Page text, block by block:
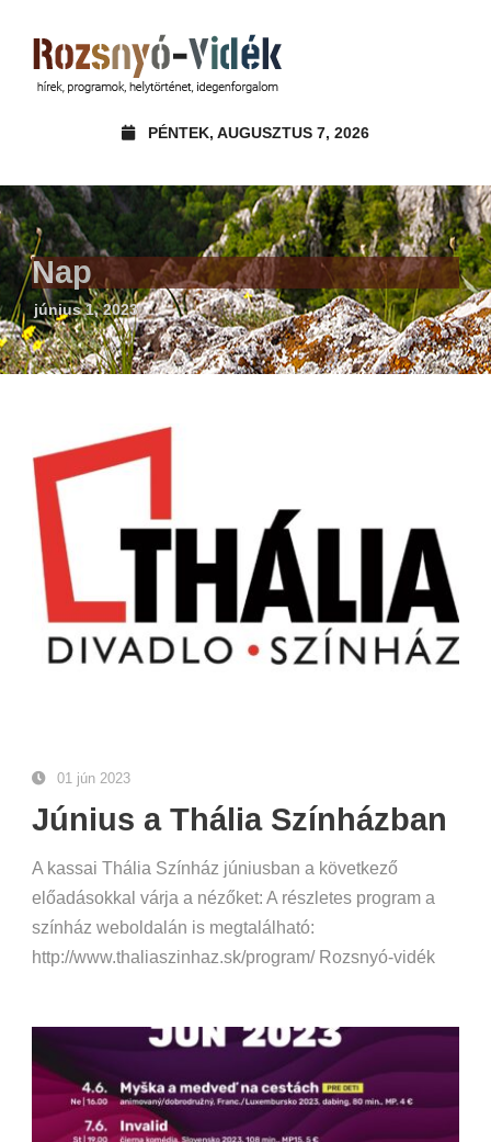
PÉNTEK, AUGUSZTUS 7, 2026
Nap
június 1, 2023
01 jún 2023
Június a Thália Színházban
A kassai Thália Színház júniusban a következő
előadásokkal várja a nézőket: A részletes program a
színház weboldalán is megtalálható:
http://www.thaliaszinhaz.sk/program/ Rozsnyó-vidék